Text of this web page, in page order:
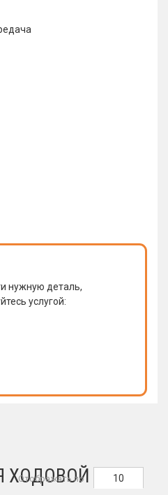
нужную деталь,
услугой:
ХОДОВОЙ
Отображать по 10